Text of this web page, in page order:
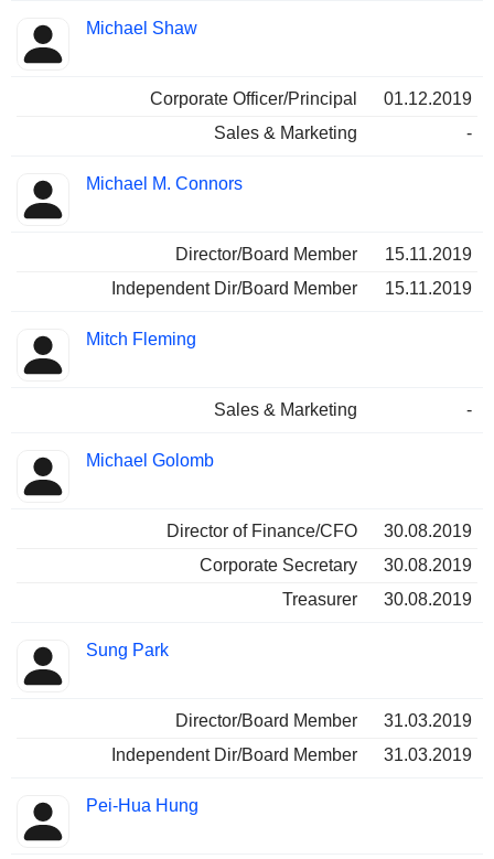
Michael Shaw
Corporate Officer/Principal
01.12.2019
Sales & Marketing
-
Michael M. Connors
Director/Board Member
15.11.2019
Independent Dir/Board Member
15.11.2019
Mitch Fleming
Sales & Marketing -
Michael Golomb
Director of Finance/CFO
30.08.2019
Corporate Secretary
30.08.2019
Treasurer
30.08.2019
Sung Park
Director/Board Member
31.03.2019
Independent Dir/Board Member
31.03.2019
Pei-Hua Hung